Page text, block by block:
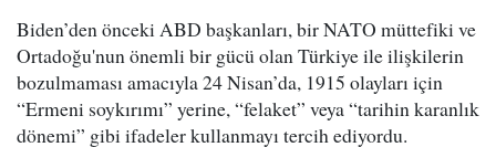
Biden’den önceki ABD başkanları, bir NATO müttefiki ve
Ortadoğu'nun önemli bir gücü olan Türkiye ile ilişkilerin
bozulmaması amacıyla 24 Nisan’da, 1915 olayları için
“Ermeni soykırımı” yerine, “felaket” veya “tarihin karanlık
dönemi” gibi ifadeler kullanmayı tercih ediyordu.